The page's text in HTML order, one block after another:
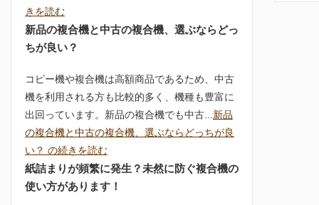
きを読む
新品の複合機と中古の複合機、選ぶならどっ
ちが良い？
コピー機や複合機は高額商品であるため、中古
機を利用される方も比較的多く、機種も豊富に
出回っています。新品の複合機でも中古... 新品
の複合機と中古の複合機、選ぶならどっちが良
い？ の続きを読む
紙詰まりが頻繁に発生？未然に防ぐ複合機の
使い方があります！